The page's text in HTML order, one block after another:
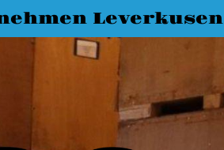
Leverkusen